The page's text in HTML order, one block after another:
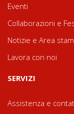
Eventi
Collaborazioni e
Notizie e Area
Lavora con noi
SERVIZI
Assistenza e